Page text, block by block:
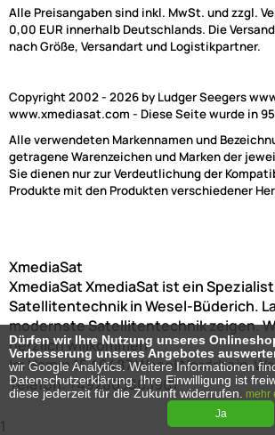
Alle Preisangaben sind inkl. MwSt. und zzgl.
0,00 EUR innerhalb Deutschlands. Die
nach Größe, Versandart und Logistikpartner.
Copyright 2002 - 2026 by Ludger Seegers
www.xmediasat.com - Diese Seite wurde in
Alle verwendeten Markennamen und
getragene Warenzeichen und Marken der
Sie dienen nur zur Verdeutlichung der
Produkte mit den Produkten verschiedener
XmediaSat
XmediaSatXmediaSat ist ein
Satellitentechnik in Wesel-Büderich.
modernste Satellitentechnik zeigen.
herzlich willkommen!
Im Hamm 1546487Wesel Nordrhein-
Telefon:+492803803901
Dürfen wir Ihre Nutzung unseres
Verbesserung unseres Angebotes
wir Google Analytics. Weitere Informationen
Datenschutzerklärung. Ihre Einwilligung ist
diese jederzeit für die Zukunft widerrufen.
mehr
Ja
1